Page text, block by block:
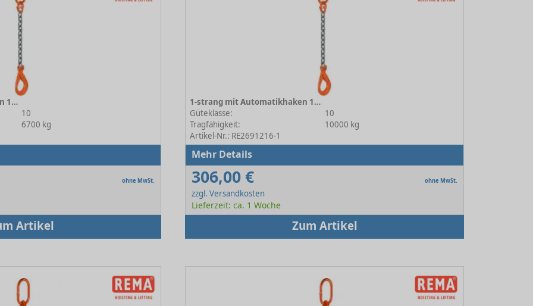
1-strang mit Automatikhaken 10-13
10
6700 kg
ohne MwSt.
Artikel
1-strang mit Automatikhaken 10-16
Güteklasse:
10
Tragfähigkeit:
10000 kg
Artikel-Nr.: RE2691216-1
Mehr Details
306,00 € ohne MwSt.
zzgl. Versandkosten
Lieferzeit: ca. 1 Woche
Zum Artikel